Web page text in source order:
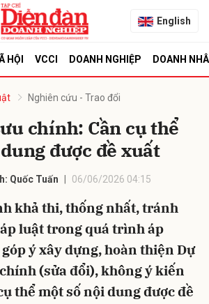
English
HỘI VCCI DOANH NGHIỆP DOANH
Nghiên cứu - Trao đổi
chính: Cần cụ thể
được đề xuất
Quốc Tuấn 06/06/2026 04:15
khả thi, thống nhất, tránh
luật trong quá trình áp
ý xây dựng, hoàn thiện Dự
(sửa đổi), không ý kiến
thể một số nội dung được đề
Hủy